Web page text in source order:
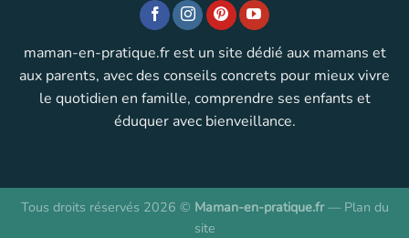
maman-en-pratique.fr est un site dédié aux mamans et
aux parents, avec des conseils concrets pour mieux vivre
le quotidien en famille, comprendre ses enfants et
éduquer avec bienveillance.
Tous droits réservés 2026 © Maman-en-pratique.fr— Plan du
site